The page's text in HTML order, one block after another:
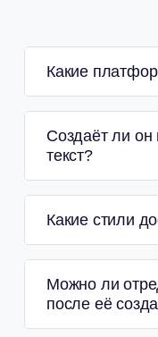
Какие
Создаёт ли он
текст?
Какие стили
Можно ли
после её